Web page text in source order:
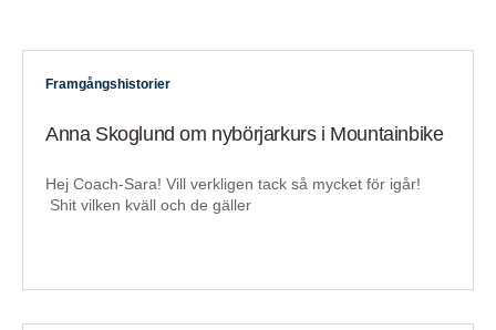
Framgångshistorier
Anna Skoglund om nybörjarkurs i Mountainbike
Hej Coach-Sara! Vill verkligen tack så mycket för igår!
Shit vilken kväll och de gäller